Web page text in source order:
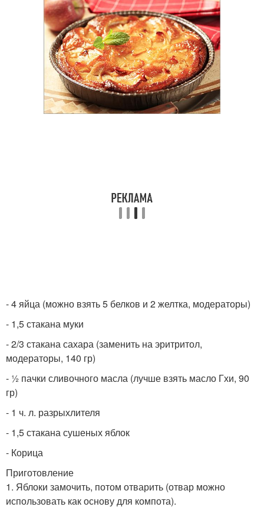
- 4 яйца (можно взять 5 белков и 2 желтка, модераторы)
- 1,5 стакана муки
- 2/3 стакана сахара (заменить на эритритол,
модераторы, 140 гр)
- ½ пачки сливочного масла (лучше взять масло Гхи, 90
гр)
- 1 ч. л. разрыхлителя
- 1,5 стакана сушеных яблок
- Корица
Приготовление
1. Яблоки замочить, потом отварить (отвар можно
использовать как основу для компота).